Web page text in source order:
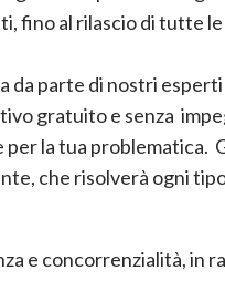
fino al rilascio di tutte
da parte di nostri
gratuito e senza
la tua problematica.
che risolverà ogni
e concorrenzialità, in